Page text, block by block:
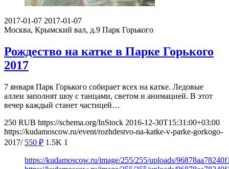
2017-01-07 2017-01-07
Москва, Крымский вал, д.9 Парк Горького
Рождество на катке в Парке Горького
2017
7 января Парк Горького собирает всех на катке. Ледовые
аллеи заполнят шоу с танцами, светом и анимацией. В этот
вечер каждый станет частицей…
250 RUB https://schema.org/InStock 2016-12-30T15:31:00+03:00
https://kudamoscow.ru/event/rozhdestvo-na-katke-v-parke-gorkogo-
2017/ 550 ₽ 1.5K 1
https://kudamoscow.ru/image/255/255/uploads/